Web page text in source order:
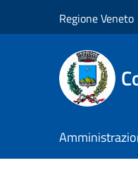
Regione Veneto